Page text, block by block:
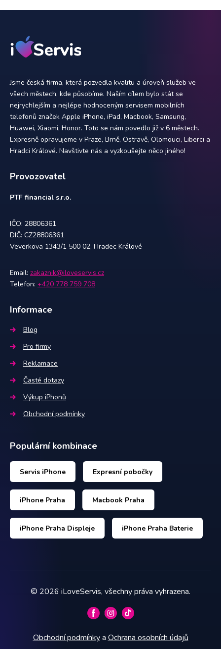
Jsme česká firma, která pozvedla kvalitu a úroveň služeb ve
všech městech, kde působíme. Naším cílem bylo stát se
nejrychlejším a nejlépe hodnoceným servisem mobilních
telefonů značek Apple iPhone, iPad, Macbook, Samsung,
Huawei, Xiaomi, Honor. Toto se nám povedlo již v 6 městech.
Expresně opravujeme v Praze, Brně, Ostravě, Olomouci, Liberci a
Hradci Králové. Navštivte nás a vyzkoušejte něco jiného!
Provozovatel
PTF financial s.r.o.
IČO: 28806361
DIČ: CZ28806361
Veverkova 1343/1 500 02, Hradec Králové
Email: zakaznik@iloveservis.cz
Telefon: +420 778 759 708
Informace
Blog
Pro firmy
Reklamace
Časté dotazy
Výkup iPhonů
Obchodní podmínky
Populární kombinace
Servis iPhone Expresní pobočky
iPhone Praha Macbook Praha
iPhone Praha Displeje iPhone Praha Baterie
© 2026 iLoveServis, všechny práva vyhrazena.
Obchodní podmínky a Ochrana osobních údajů